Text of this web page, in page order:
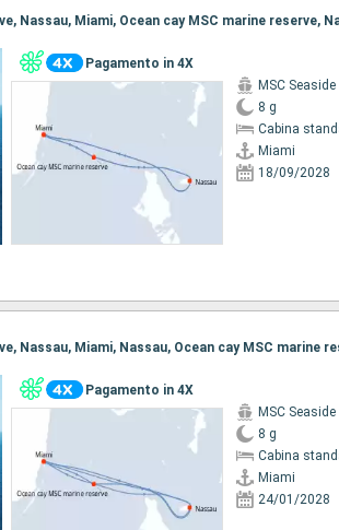
Pagamento in 4X
MSC Seaside
8 g
Cabina
Miami
18/09/2028
Pagamento in 4X
MSC Seaside
8 g
Cabina
Miami
24/01/2028